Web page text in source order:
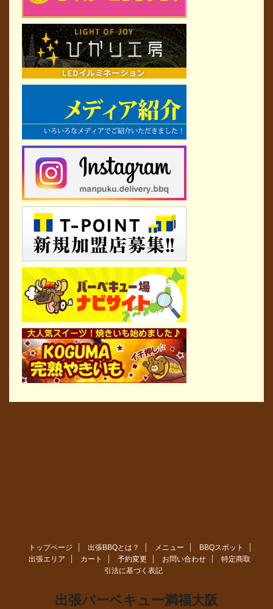
トップページ 出張BBQとは？ メニュー
BBQスポット
出張エリア
カート 予約変更 お問い合わせ
特定商取
引法に基づく表記
出張バーベキュー満福大阪